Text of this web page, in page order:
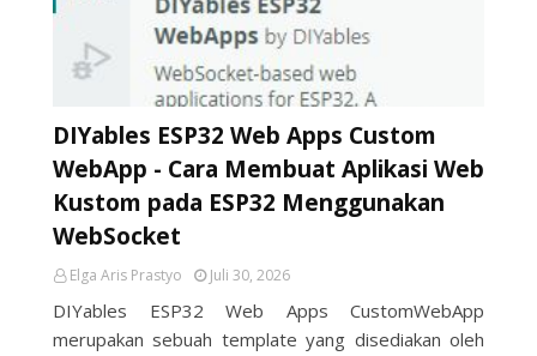
DIYables ESP32 Web Apps Custom
WebApp - Cara Membuat Aplikasi Web
Kustom pada ESP32 Menggunakan
WebSocket
Elga Aris Prastyo Juli 30, 2026
DIYables ESP32 Web Apps CustomWebApp
merupakan sebuah template yang disediakan oleh